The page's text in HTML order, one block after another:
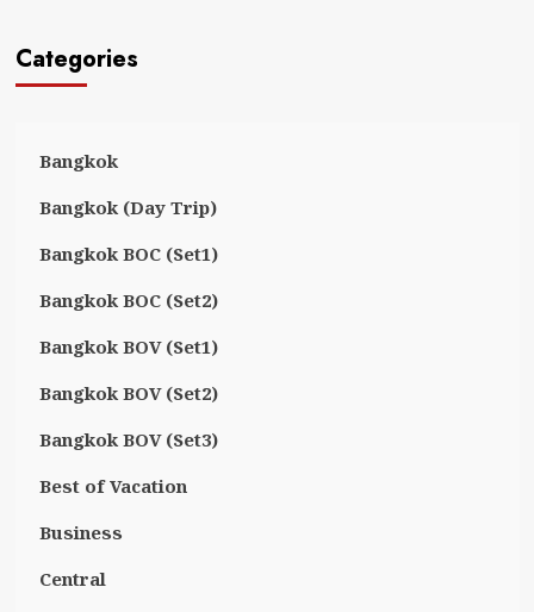
Categories
Bangkok
Bangkok (Day Trip)
Bangkok BOC (Set1)
Bangkok BOC (Set2)
Bangkok BOV (Set1)
Bangkok BOV (Set2)
Bangkok BOV (Set3)
Best of Vacation
Business
Central